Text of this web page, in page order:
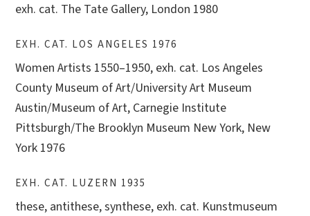
exh. cat. The Tate Gallery, London 1980
EXH. CAT. LOS ANGELES 1976
Women Artists 1550–1950, exh. cat. Los Angeles
County Museum of Art/University Art Museum
Austin/Museum of Art, Carnegie Institute
Pittsburgh/The Brooklyn Museum New York, New
York 1976
EXH. CAT. LUZERN 1935
these, antithese, synthese, exh. cat. Kunstmuseum